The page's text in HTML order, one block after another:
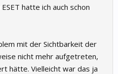
hatte ich auch schon
mit der Sichtbarkeit der
nicht mehr aufgetreten,
hätte. Vielleicht war das ja